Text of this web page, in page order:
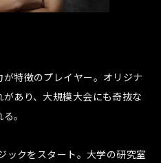
特徴のプレイヤー。オリジナ
あり、大規模大会にも奇抜な
。
ックをスタート。大学の研究室